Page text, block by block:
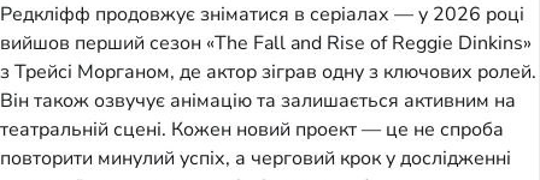
Редкліфф продовжує зніматися в серіалах — у 2026 році
вийшов перший сезон «The Fall and Rise of Reggie Dinkins»
з Трейсі Морганом, де актор зіграв одну з ключових ролей.
Він також озвучує анімацію та залишається активним на
театральній сцені. Кожен новий проект — це не спроба
повторити минулий успіх, а черговий крок у дослідженні